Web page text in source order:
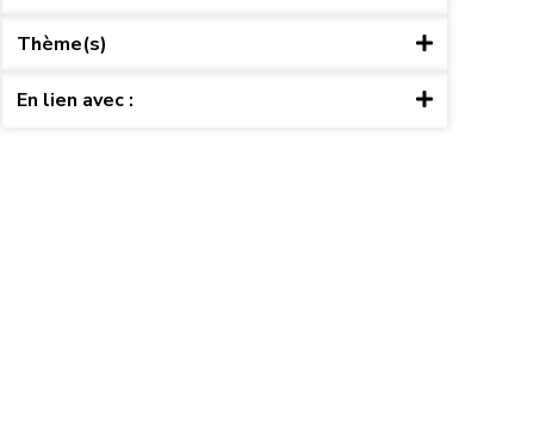
Thème(s)
En lien avec :